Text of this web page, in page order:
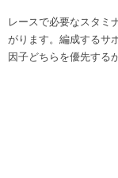
レースで必要なスタミ
がります。編成するサ
因子どちらを優先する